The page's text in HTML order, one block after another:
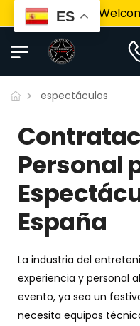
espectáculos
Personal
España
La industria del
experiencia y personal
evento, ya sea un
necesita equipos
ES